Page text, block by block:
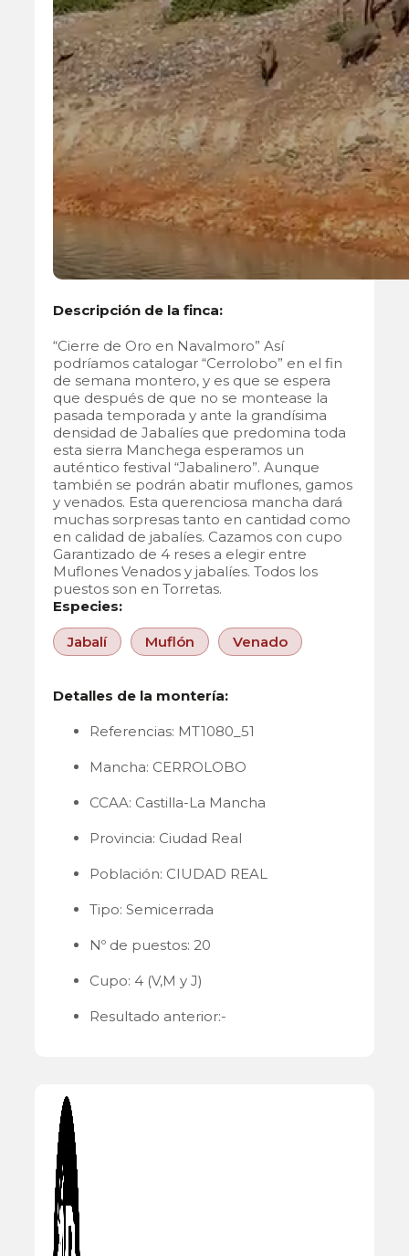
Descripción de la finca:
“Cierre de Oro en Navalmoro” Así
podríamos catalogar “Cerrolobo” en el fin
de semana montero, y es que se espera
que después de que no se montease la
pasada temporada y ante la grandísima
densidad de Jabalíes que predomina toda
esta sierra Manchega esperamos un
auténtico festival “Jabalinero”. Aunque
también se podrán abatir muflones, gamos
y venados. Esta querenciosa mancha dará
muchas sorpresas tanto en cantidad como
en calidad de jabalíes. Cazamos con cupo
Garantizado de 4 reses a elegir entre
Muflones Venados y jabalíes. Todos los
puestos son en Torretas.
Especies:
Jabalí Muflón Venado
Detalles de la montería:
Referencias: MT1080_51
Mancha: CERROLOBO
CCAA: Castilla-La Mancha
Provincia: Ciudad Real
Población: CIUDAD REAL
Tipo: Semicerrada
Nº de puestos: 20
Cupo: 4 (V,M y J)
Resultado anterior:-